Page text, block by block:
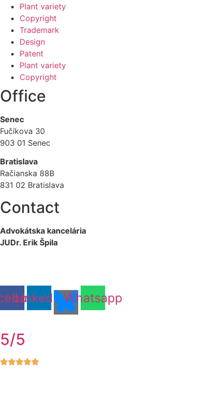
Plant variety
Copyright
Trademark
Design
Patent
Plant variety
Copyright
Office
Senec
Fučíkova 30
903 01 Senec
Bratislava
Račianska 88B
831 02 Bratislava
Contact
Advokátska kancelária
JUDr. Erik Špila
LinkedinWhatsapp
5/5